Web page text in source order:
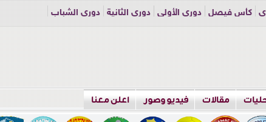
كأس فيصل دوري الأولى دوري الثانية
دوري الشباب
مقالات فيديو وصور اعلن معنا